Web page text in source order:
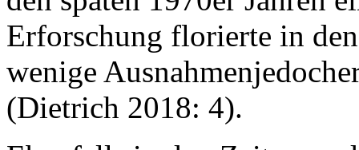
Erforschung florierte in
wenige
(Dietrich 2018: 4).